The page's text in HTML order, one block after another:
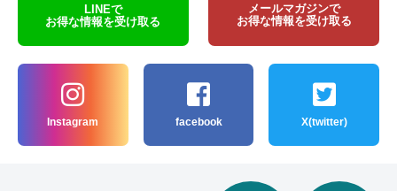
LINEで
お得な情報を受け取る
メールマガジンで
お得な情報を受け取る
Instagram facebook X(twitter)